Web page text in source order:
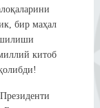
бир маҳал
китоб